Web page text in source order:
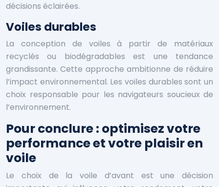
décisions éclairées.
Voiles durables
La conception de voiles à partir de matériaux
recyclés ou biodégradables est une tendance
grandissante. Cette approche ambitionne de réduire
l’impact environnemental. Les voiles durables sont un
choix responsable pour les navigateurs soucieux de
l’environnement.
Pour conclure : optimisez votre
performance et votre plaisir en
voile
Le choix de la voile d’avant est une décision